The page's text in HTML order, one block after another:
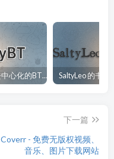
AnyBT – 去中心化的BT资源下载网站
下一篇
Coverr - 免费无版权视频、
音乐、图片下载网站